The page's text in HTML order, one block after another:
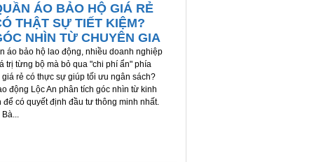
ÁO BẢO HỘ GIÁ RẺ
THẬT SỰ TIẾT KIỆM?
NHÌN TỪ CHUYÊN GIA
áo bảo hộ lao động, nhiều doanh nghiệp
trị từng bộ mà bỏ qua "chi phí ẩn" phía
rẻ có thực sự giúp tối ưu ngân sách?
động Lộc An phân tích góc nhìn từ kinh
để có quyết định đầu tư thông minh nhất.